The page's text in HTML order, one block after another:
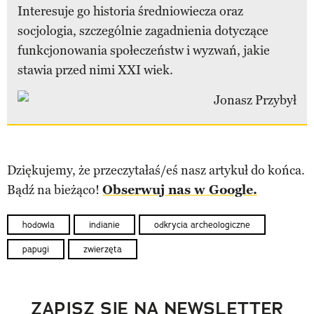
Interesuje go historia średniowiecza oraz
socjologia, szczególnie zagadnienia dotyczące
funkcjonowania społeczeństw i wyzwań, jakie
stawia przed nimi XXI wiek.
Dziękujemy, że przeczytałaś/eś nasz artykuł do końca.
Bądź na bieżąco! Obserwuj nas w Google.
hodowla indianie odkrycia archeologiczne
papugi zwierzęta
ZAPISZ SIĘ NA NEWSLETTER